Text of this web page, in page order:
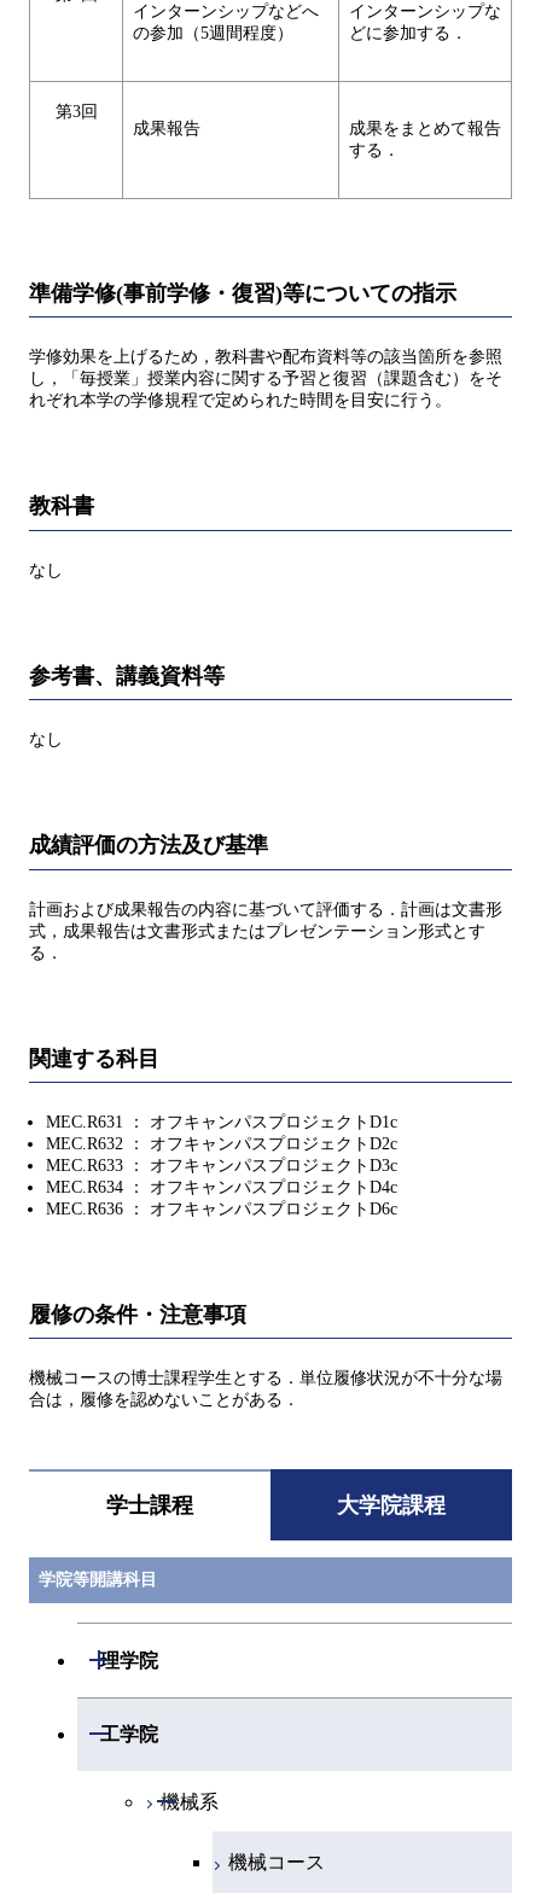
インターンシップなどへ
の参加（5週間程度）
インターンシップな
どに参加する．
第3回
成果報告
成果をまとめて報告
する．
準備学修(事前学修・復習)等についての指示
学修効果を上げるため，教科書や配布資料等の該当箇所を参照
し，「毎授業」授業内容に関する予習と復習（課題含む）をそ
れぞれ本学の学修規程で定められた時間を目安に行う。
教科書
なし
参考書、講義資料等
なし
成績評価の方法及び基準
計画および成果報告の内容に基づいて評価する．計画は文書形
式，成果報告は文書形式またはプレゼンテーション形式とす
る．
関連する科目
MEC.R631 ： オフキャンパスプロジェクトD1c
MEC.R632 ： オフキャンパスプロジェクトD2c
MEC.R633 ： オフキャンパスプロジェクトD3c
MEC.R634 ： オフキャンパスプロジェクトD4c
MEC.R636 ： オフキャンパスプロジェクトD6c
履修の条件・注意事項
機械コースの博士課程学生とする．単位履修状況が不十分な場
合は，履修を認めないことがある．
学士課程 大学院課程
学院等開講科目
理学院
開閉
物理学系
物理学コース
工学院
開閉
機械系
開閉
機械コース